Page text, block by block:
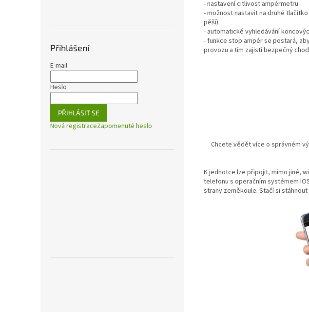
Přihlášení
E-mail
Heslo
PŘIHLÁSIT SE
Nová registraceZapomenuté heslo
- nastavení citlivost ampérmetru
- možnost nastavit na druhé
pěší)
- automatické vyhledávání
- funkce stop ampér se postará,
provozu a tím zajistí bezpečný
Chcete vědět více o správném
K jednotce lze připojit, mimo jiné,
telefonu s operačním systémem
strany zeměkoule. Stačí si